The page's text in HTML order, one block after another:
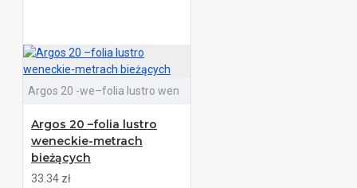
Argos 20 -we–folia lustro wen
Argos 20 –folia lustro
weneckie-metrach
bieżących
33.34 zł